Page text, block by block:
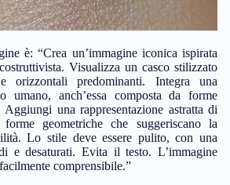
è: “Crea un’immagine iconica ispirata
Visualizza un casco stilizzato
orizzontali predominanti. Integra una
umano, anch’essa composta da forme
Aggiungi una rappresentazione astratta di
geometriche che suggeriscano la
Lo stile deve essere pulito, con una
e desaturati. Evita il testo. L’immagine
comprensibile.”